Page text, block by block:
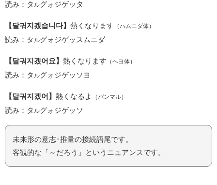
読み：タ ルグォジゲッタ
【달궈지겠습니다】 熱くなります （ハムニダ体）
読み：タ ルグォジゲッスムニダ
【달궈지겠어요】 熱くなります （ヘヨ体）
読み：タ ルグォジゲッソヨ
【달궈지겠어】 熱くなるよ （パンマル）
読み：タ ルグォジゲッソ
未来形の意志･推量の接続語尾です。
客観的な「～だろう」というニュアンスです。